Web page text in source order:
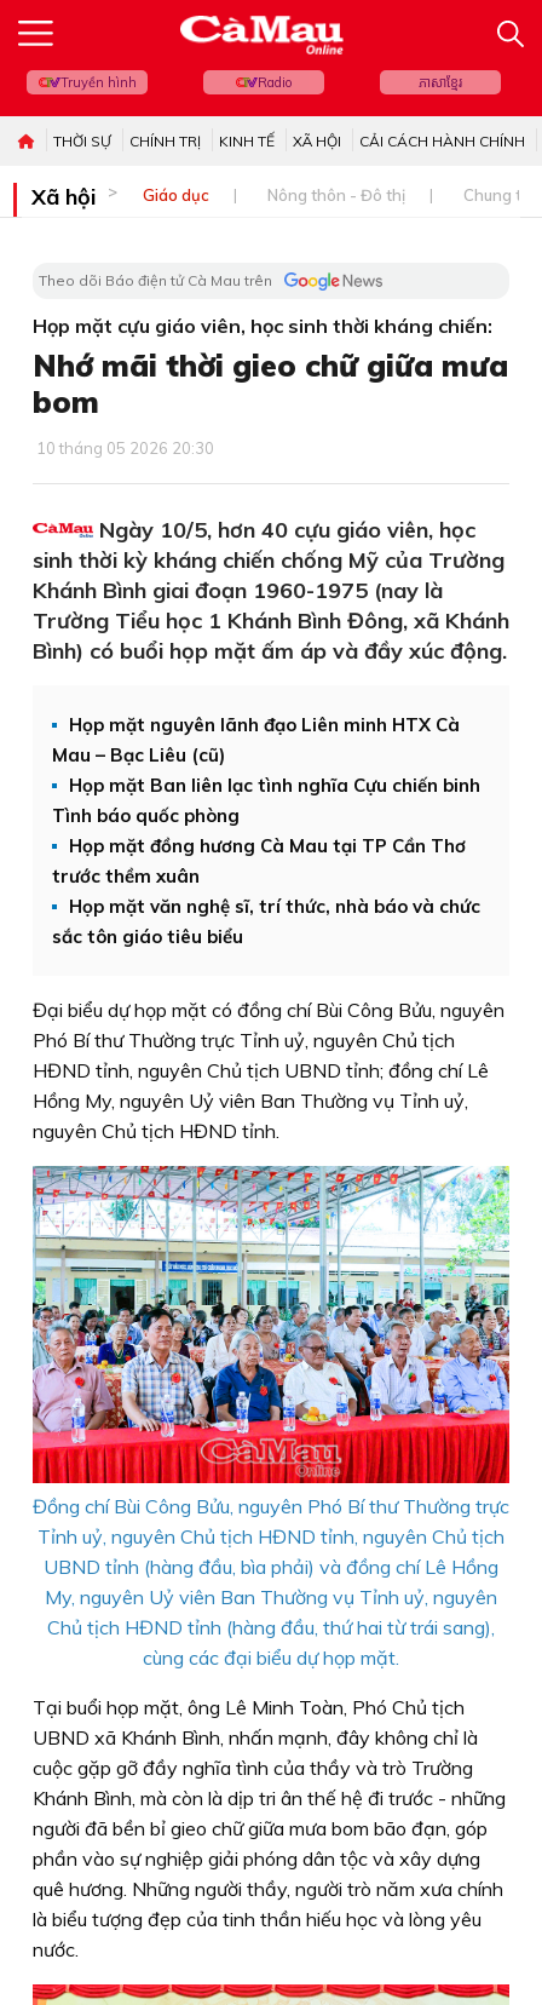
Truyền hình Radio ភាសាខ្មែរ
THỜI SỰ CHÍNH TRỊ KINH TẾ XÃ HỘI CẢI CÁCH HÀNH CHÍNH
Xã hội Giáo dục Nông thôn - Đô thị Chung
Theo dõi Báo điện tử Cà Mau trên
Họp mặt cựu giáo viên, học sinh thời kháng chiến:
Nhớ mãi thời gieo chữ giữa mưa
bom
10 tháng 05 2026 20:30
Ngày 10/5, hơn 40 cựu giáo viên, học
sinh thời kỳ kháng chiến chống Mỹ của Trường
Khánh Bình giai đoạn 1960-1975 (nay là
Trường Tiểu học 1 Khánh Bình Đông, xã Khánh
Bình) có buổi họp mặt ấm áp và đầy xúc động.
Họp mặt nguyên lãnh đạo Liên minh HTX Cà
Mau – Bạc Liêu (cũ)
Họp mặt Ban liên lạc tình nghĩa Cựu chiến binh
Tình báo quốc phòng
Họp mặt đồng hương Cà Mau tại TP Cần Thơ
trước thềm xuân
Họp mặt văn nghệ sĩ, trí thức, nhà báo và chức
sắc tôn giáo tiêu biểu
Đại biểu dự họp mặt có đồng chí Bùi Công Bửu, nguyên
Phó Bí thư Thường trực Tỉnh uỷ, nguyên Chủ tịch
HĐND tỉnh, nguyên Chủ tịch UBND tỉnh; đồng chí Lê
Hồng My, nguyên Uỷ viên Ban Thường vụ Tỉnh uỷ,
nguyên Chủ tịch HĐND tỉnh.
Đồng chí Bùi Công Bửu, nguyên Phó Bí thư Thường trực
Tỉnh uỷ, nguyên Chủ tịch HĐND tỉnh, nguyên Chủ tịch
UBND tỉnh (hàng đầu, bìa phải) và đồng chí Lê Hồng
My, nguyên Uỷ viên Ban Thường vụ Tỉnh uỷ, nguyên
Chủ tịch HĐND tỉnh (hàng đầu, thứ hai từ trái sang),
cùng các đại biểu dự họp mặt.
Tại buổi họp mặt, ông Lê Minh Toàn, Phó Chủ tịch
UBND xã Khánh Bình, nhấn mạnh, đây không chỉ là
cuộc gặp gỡ đầy nghĩa tình của thầy và trò Trường
Khánh Bình, mà còn là dịp tri ân thế hệ đi trước - những
người đã bền bỉ gieo chữ giữa mưa bom bão đạn, góp
phần vào sự nghiệp giải phóng dân tộc và xây dựng
quê hương. Những người thầy, người trò năm xưa chính
là biểu tượng đẹp của tinh thần hiếu học và lòng yêu
nước.